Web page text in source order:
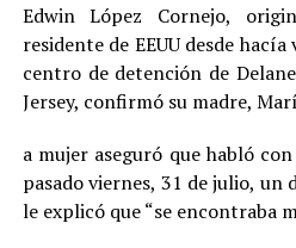
Edwin López Cornejo,
residente de EEUU desde
centro de detención de
Jersey, confirmó su madre,
a mujer aseguró que habló
pasado viernes, 31 de julio, un
le explicó que “se encontraba